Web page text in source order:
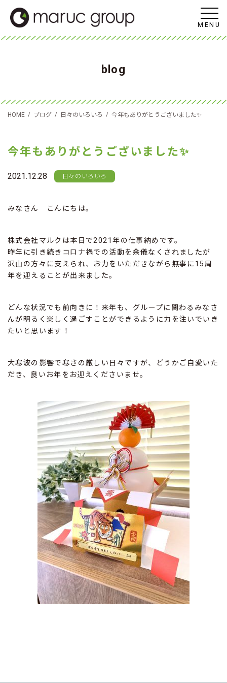
MENU
blog
HOME / ブログ / 日々のいろいろ / 今年もありがとうございました✨
今年もありがとうございました✨
2021.12.28 日々のいろいろ
みなさん こんにちは。
株式会社マルクは本日で2021年の仕事納めです。
昨年に引き続きコロナ禍での活動を余儀なくされましたが
沢山の方々に支えられ、お力をいただきながら無事に15周
年を迎えることが出来ました。
どんな状況でも前向きに！来年も、グループに関わるみなさ
んが明るく楽しく過ごすことができるように力を注いでいき
たいと思います！
大寒波の影響で寒さの厳しい日々ですが、どうかご自愛いた
だき、良いお年をお迎えくださいませ。